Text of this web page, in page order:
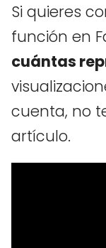
Si quieres
función en
cuántas
cuenta, no
artículo.